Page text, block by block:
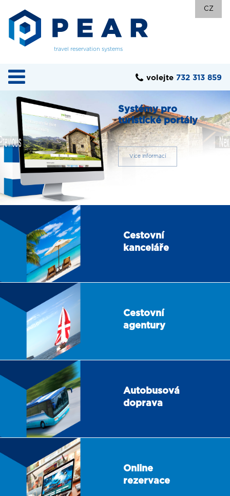
travel reservation systems
CZ
volejte 732 313 859
Systémy pro
turistické portály
Více informací
Cestovní
kanceláře
Cestovní
agentury
Autobusová
doprava
Online
rezervace